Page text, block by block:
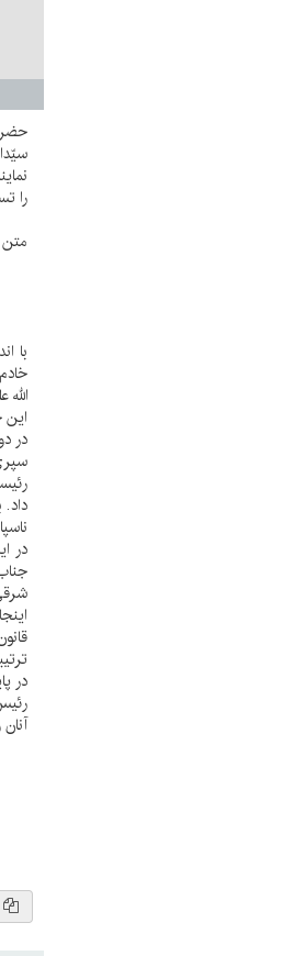
را
با
این
در
در
در